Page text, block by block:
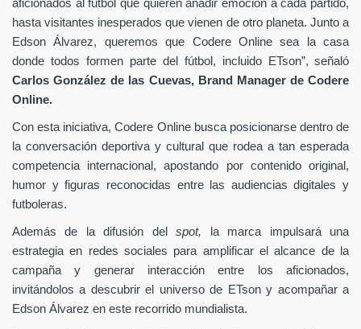
aficionados al fútbol que quieren añadir emoción a cada partido,
hasta visitantes inesperados que vienen de otro planeta. Junto a
Edson Álvarez, queremos que Codere Online sea la casa
donde todos formen parte del fútbol, incluido ETson”, señaló
Carlos González de las Cuevas, Brand Manager de Codere
Online.
Con esta iniciativa, Codere Online busca posicionarse dentro de
la conversación deportiva y cultural que rodea a tan esperada
competencia internacional, apostando por contenido original,
humor y figuras reconocidas entre las audiencias digitales y
futboleras.
Además de la difusión delspot,
la marca impulsará una
estrategia en redes sociales para amplificar el alcance de la
campaña y generar interacción entre los aficionados,
invitándolos a descubrir el universo de ETson y acompañar a
Edson Álvarez en este recorrido mundialista.